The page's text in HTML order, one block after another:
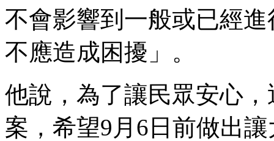
不會影響到一般或已經
不應造成困擾」。
他說，為了讓民眾安心
案，希望9月6日前做出